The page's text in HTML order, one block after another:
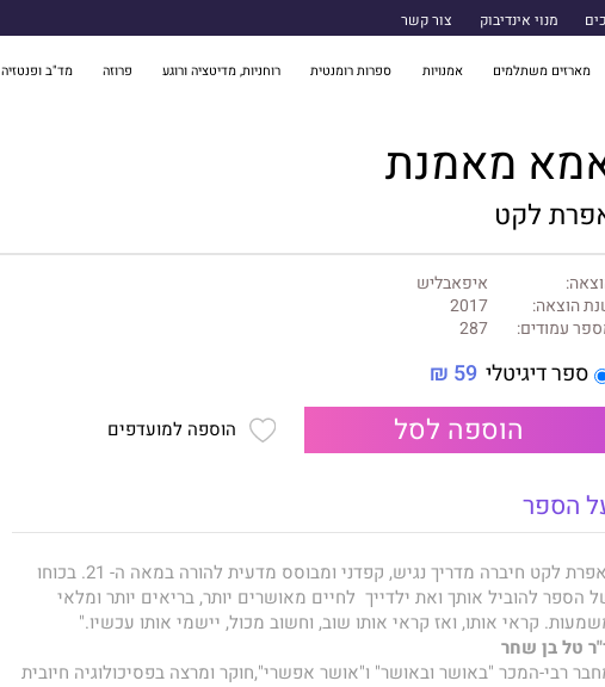
מנוי אינדיבוק צור קשר
מארזים משתלמים אמנויות ספרות רומנטית רוחניות, מדיטציה ורוגע פרוזה מד"ב ופנטזיה
מאמנת
לקט
איפאבליש
הוצאה:
2017
עמודים:
287
ספר דיגיטלי 59 ₪
הוספה לסל הוספה למועדפים
הספר
"אפרת לקט חיברה מדריך נגיש, קפדני ומבוסס מדעית להורה במאה ה- 21. בכוחו
הספר להוביל אותך ואת ילדייך לחיים מאושרים יותר, בריאים יותר ומלאי
קראי אותו, ואז קראי אותו שוב, וחשוב מכול, יישמי אותו עכשיו."
טל בן שחר
רבי-המכר "באושר ובאושר" ו"אושר אפשרי",חוקר ומרצה בפסיכולוגיה חיובית